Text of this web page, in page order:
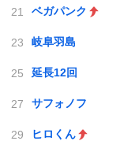
ベガパンク
岐阜羽島
延長12回
サフォノフ
ヒロくん